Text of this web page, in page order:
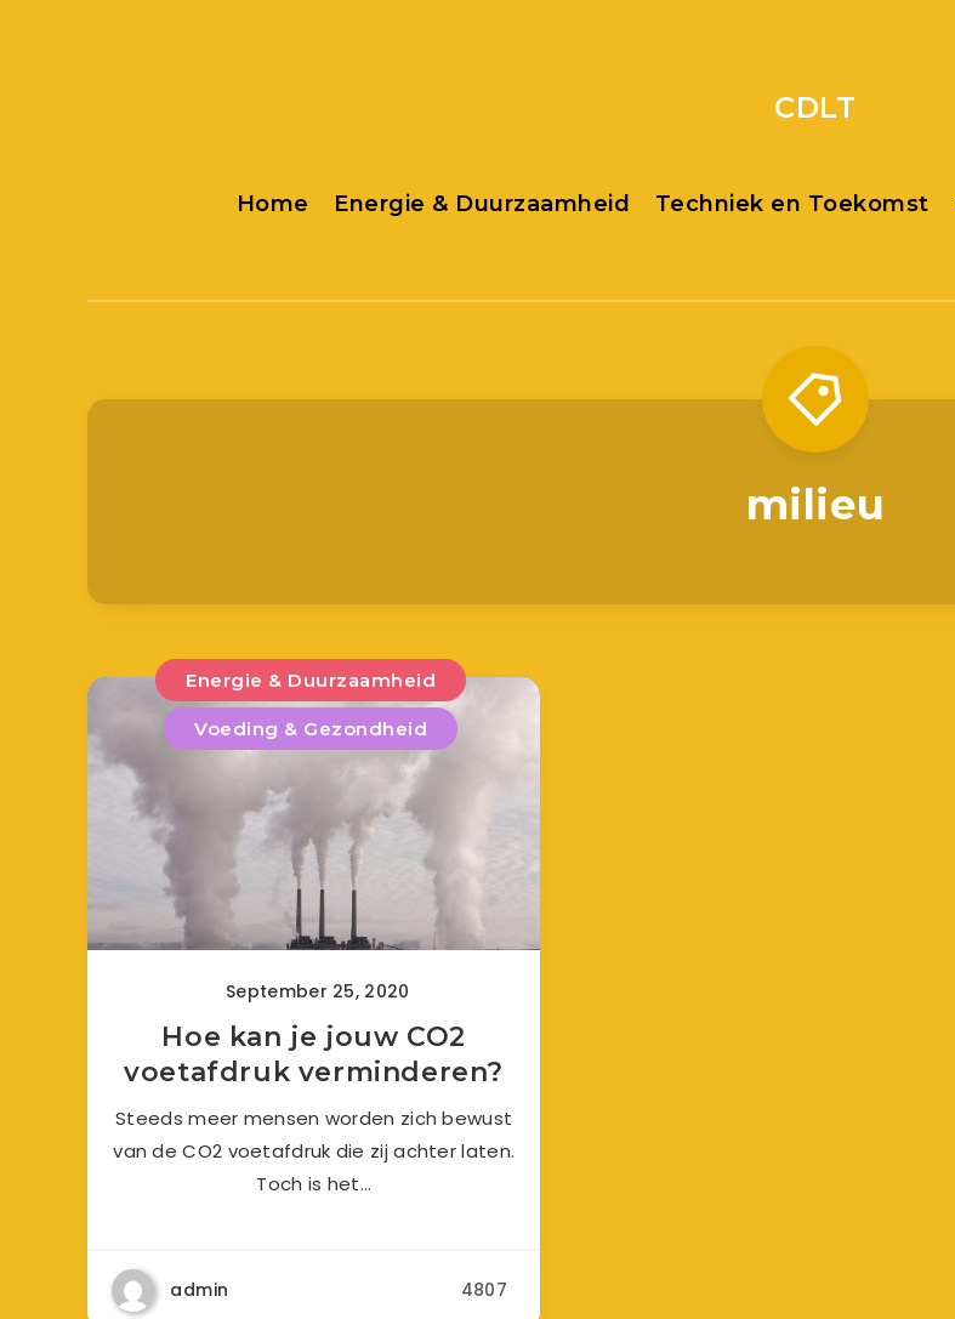
CDLT
Home Energie & Duurzaamheid Techniek en Toekomst
milieu
Energie & Duurzaamheid
Voeding & Gezondheid
September 25, 2020
Hoe kan je jouw CO2
voetafdruk verminderen?
Steeds meer mensen worden zich bewust
van de CO2 voetafdruk die zij achter laten.
Toch is het…
admin 4807